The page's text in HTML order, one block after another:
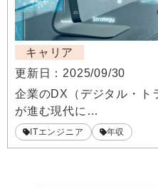
キャリア
更新日： 2025/09/30
企業のDX（デジタル・ト
が進む現代に…
ITエンジニア 年収